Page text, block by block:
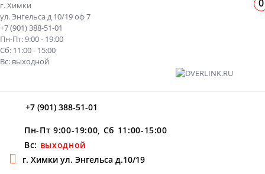
г. Химки
ул. Энгельса д 10/19 оф 7
+7 (901) 388-51-01
Пн-Пт: 9:00 - 19:00
Сб: 11:00 - 15:00
Вс: выходной
+7 (901) 388-51-01
Пн-Пт 9:00-19:00, Сб 11:00-15:00
Вс: выходной
г. Химки ул. Энгельса д.10/19
0